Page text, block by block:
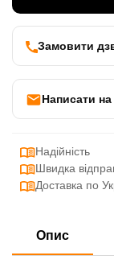
Замовити
Написати на
Надійність
Швидка
Доставка по
Опис